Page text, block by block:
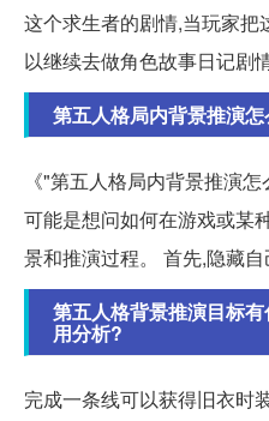
这个求生者的剧情,当玩家
以继续去做角色故事日记剧
第五人格局内背景推演
《"第五人格局内背景推演
可能是想问如何在游戏或某
景和推演过程。 首先,隐藏自
第五人格背景推演目标
用分析?
完成一条线可以获得旧衣时